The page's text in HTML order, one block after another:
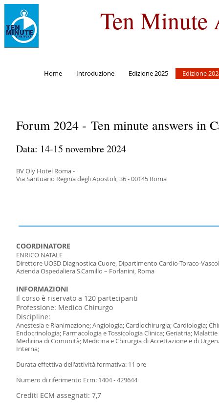
Ten Minute
Home Introduzione Edizione 2025 Edizione
Forum 2024 - Ten minute answers in
Data: 14-15 novembre 2024
BV Oly Hotel Roma -
Via Santuario Regina degli Apostoli, 36 - 00145 Roma
COORDINATORE
ENRICO NATALE
Direttore UOSD Diagnostica Cuore, Dipartimento Cardio-Toraco-
Azienda Ospedaliera S.Camillo – Forlanini, Roma
INFORMAZIONI
Il corso è riservato a 120 partecipanti
Professione: Medico Chirurgo
Discipline:
Anestesia e Rianimazione; Angiologia; Cardiochirurgia; Cardiologia;
Endocrinologia; Farmacologia e Tossicologia Clinica; Geriatria;
Medicina di Comunità; Medicina e Chirurgia di Accettazione e di
Interna;
Durata effettiva dell'attività formativa: 11 ore
Numero di riferimento Ecm: 1404 -429644
Crediti ECM assegnati: 7,7